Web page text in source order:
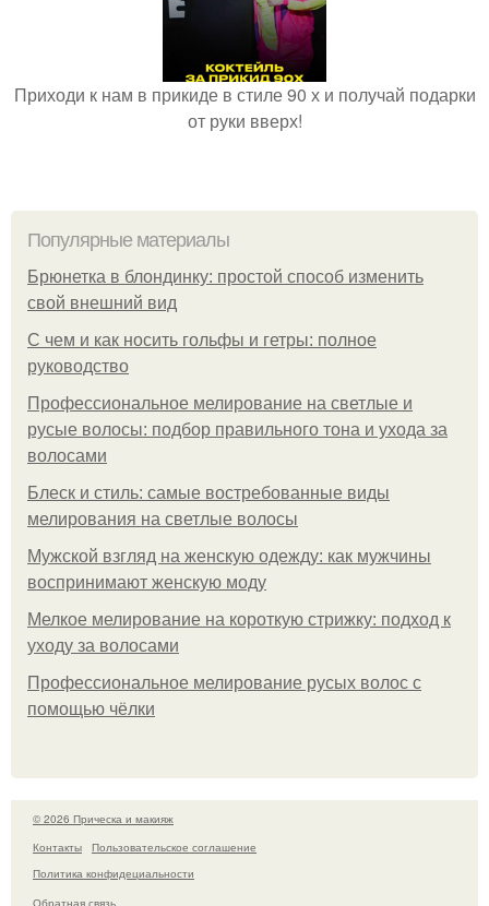
Приходи к нам в прикиде в стиле 90 х и получай подарки
от руки вверх!
Популярные материалы
Брюнетка в блондинку: простой способ изменить
свой внешний вид
С чем и как носить гольфы и гетры: полное
руководство
Профессиональное мелирование на светлые и
русые волосы: подбор правильного тона и ухода за
волосами
Блеск и стиль: самые востребованные виды
мелирования на светлые волосы
Мужской взгляд на женскую одежду: как мужчины
воспринимают женскую моду
Мелкое мелирование на короткую стрижку: подход к
уходу за волосами
Профессиональное мелирование русых волос с
помощью чёлки
© 2026 Прическа и макияж
Контакты
Пользовательское соглашение
Политика конфидециальности
Обратная связь